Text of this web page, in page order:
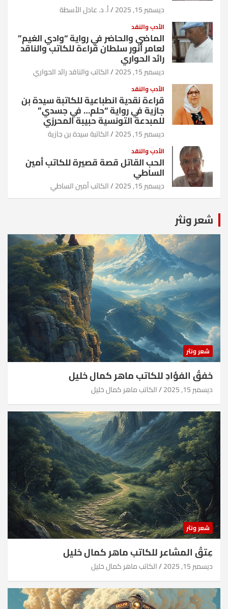
ديسمبر 15, 2025 أ. د. عادل الأسطة
الأدب والنقد
الماضي والحاضر في رواية “وادي الغيم”
لعامر أنور سلطان قراءة للكاتب والناقد
رائد الحواري
ديسمبر 15, 2025 الكاتب والناقد رائد الحواري
الأدب والنقد
قراءة نقدية انطباعية للكاتبة سيدة بن
جازية في رواية “حلم… في جسدي”
للمبدعة التونسية حبيبة المحرزي
ديسمبر 15, 2025 الكاتبة سيدة بن جازية
الأدب والنقد
الحب القاتل قصة قصيرة للكاتب أمين
الساطي
ديسمبر 15, 2025 الكاتب أمين الساطي
شعر ونثر
شعر ونثر
خفقُ الفؤادِ للكاتب ماهر كمال خليل
ديسمبر 15, 2025 الكاتب ماهر كمال خليل
شعر ونثر
عِتقُ المشاعر للكاتب ماهر كمال خليل
ديسمبر 15, 2025 الكاتب ماهر كمال خليل